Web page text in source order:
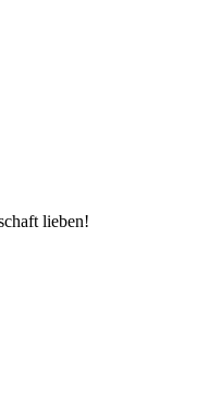
lieben!